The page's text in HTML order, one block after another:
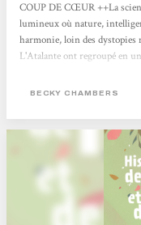
COUP DE CŒUR ++La
lumineux où nature,
harmonie, loin des dystopies
L'Atalante ont regroupé en
américaine récompensée
BECKY CHAMBERS